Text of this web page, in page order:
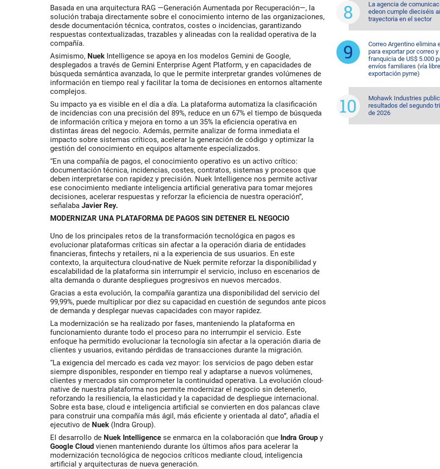
Basada en una arquitectura RAG —Generación Aumentada por Recuperación—, la
solución trabaja directamente sobre el conocimiento interno de las organizaciones,
desde documentación técnica, contratos, costes o incidencias, garantizando
respuestas contextualizadas, trazables y alineadas con la realidad operativa de la
compañía.
Asimismo, Nuek Intelligence se apoya en los modelos Gemini de Google,
desplegados a través de Gemini Enterprise Agent Platform, y en capacidades de
búsqueda semántica avanzada, lo que le permite interpretar grandes volúmenes de
información en tiempo real y facilitar la toma de decisiones en entornos altamente
complejos.
Su impacto ya es visible en el día a día. La plataforma automatiza la clasificación
de incidencias con una precisión del 89%, reduce en un 67% el tiempo de búsqueda
de información crítica y mejora en torno a un 35% la eficiencia operativa en
distintas áreas del negocio. Además, permite analizar de forma inmediata el
impacto sobre sistemas críticos, acelerar la generación de código y optimizar la
gestión del conocimiento en equipos altamente especializados.
“En una compañía de pagos, el conocimiento operativo es un activo crítico:
documentación técnica, incidencias, costes, contratos, sistemas y procesos que
deben interpretarse con rapidez y precisión. Nuek Intelligence nos permite activar
ese conocimiento mediante inteligencia artificial generativa para tomar mejores
decisiones, acelerar respuestas y reforzar la eficiencia de nuestra operación”,
señalaba Javier Rey.
MODERNIZAR UNA PLATAFORMA DE PAGOS SIN DETENER EL NEGOCIO
Uno de los principales retos de la transformación tecnológica en pagos es
evolucionar plataformas críticas sin afectar a la operación diaria de entidades
financieras, fintechs y retailers, ni a la experiencia de sus usuarios. En este
contexto, la arquitectura cloud-native de Nuek permite reforzar la disponibilidad y
escalabilidad de la plataforma sin interrumpir el servicio, incluso en escenarios de
alta demanda o durante despliegues progresivos en nuevos mercados.
Gracias a esta evolución, la compañía garantiza una disponibilidad del servicio del
99,99%, puede multiplicar por diez su capacidad en cuestión de segundos ante picos
de demanda y desplegar nuevas capacidades con mayor rapidez.
La modernización se ha realizado por fases, manteniendo la plataforma en
funcionamiento durante todo el proceso para no interrumpir el servicio. Este
enfoque ha permitido evolucionar la tecnología sin afectar a la operación diaria de
clientes y usuarios, evitando pérdidas de transacciones durante la migración.
“La exigencia del mercado es cada vez mayor: los servicios de pago deben estar
siempre disponibles, responder en tiempo real y adaptarse a nuevos volúmenes,
clientes y mercados sin comprometer la continuidad operativa. La evolución cloud-
native de nuestra plataforma nos permite modernizar el negocio sin detenerlo,
reforzando la resiliencia, la elasticidad y la capacidad de despliegue internacional.
Sobre esta base, cloud e inteligencia artificial se convierten en dos palancas clave
para construir una compañía más ágil, más eficiente y orientada al dato”, añadía el
ejecutivo de Nuek (Indra Group).
El desarrollo de Nuek Intelligence se enmarca en la colaboración que Indra Group y
Google Cloud vienen manteniendo durante los últimos años para acelerar la
modernización tecnológica de negocios críticos mediante cloud, inteligencia
artificial y arquitecturas de nueva generación.
La agencia de
edeon cumple dieciséis
trayectoria en el sector
Correo Argentino elimina
para exportar por correo
franquicia de US$ 5.000
envíos familiares (vía
exportación pyme)
Mohawk Industries
resultados del segundo
de 2026